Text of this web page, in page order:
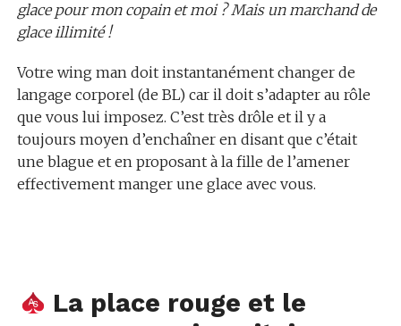
glace pour mon copain et moi ? Mais un marchand de
glace illimité !
Votre wing man doit instantanément changer de
langage corporel (de BL) car il doit s’adapter au rôle
que vous lui imposez. C’est très drôle et il y a
toujours moyen d’enchaîner en disant que c’était
une blague et en proposant à la fille de l’amener
effectivement manger une glace avec vous.
La place rouge et le